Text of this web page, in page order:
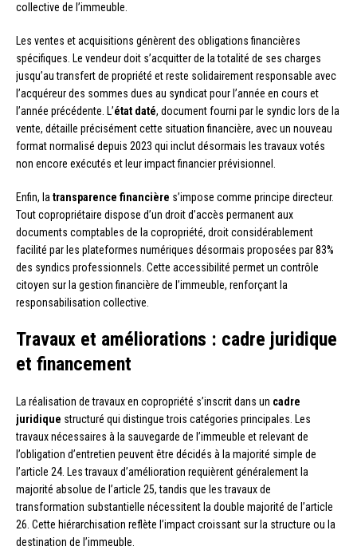
collective de l’immeuble.
Les ventes et acquisitions génèrent des obligations financières
spécifiques. Le vendeur doit s’acquitter de la totalité de ses charges
jusqu’au transfert de propriété et reste solidairement responsable avec
l’acquéreur des sommes dues au syndicat pour l’année en cours et
l’année précédente. L’état daté, document fourni par le syndic lors de la
vente, détaille précisément cette situation financière, avec un nouveau
format normalisé depuis 2023 qui inclut désormais les travaux votés
non encore exécutés et leur impact financier prévisionnel.
Enfin, latransparence financière s’impose comme principe directeur.
Tout copropriétaire dispose d’un droit d’accès permanent aux
documents comptables de la copropriété, droit considérablement
facilité par les plateformes numériques désormais proposées par 83%
des syndics professionnels. Cette accessibilité permet un contrôle
citoyen sur la gestion financière de l’immeuble, renforçant la
responsabilisation collective.
Travaux et améliorations : cadre juridique
et financement
La réalisation de travaux en copropriété s’inscrit dans un cadre
juridique structuré qui distingue trois catégories principales. Les
travaux nécessaires à la sauvegarde de l’immeuble et relevant de
l’obligation d’entretien peuvent être décidés à la majorité simple de
l’article 24. Les travaux d’amélioration requièrent généralement la
majorité absolue de l’article 25, tandis que les travaux de
transformation substantielle nécessitent la double majorité de l’article
26. Cette hiérarchisation reflète l’impact croissant sur la structure ou la
destination de l’immeuble.